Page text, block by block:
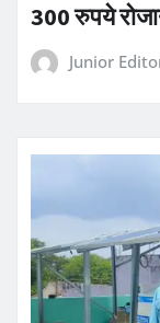
300 रुपये
Junior